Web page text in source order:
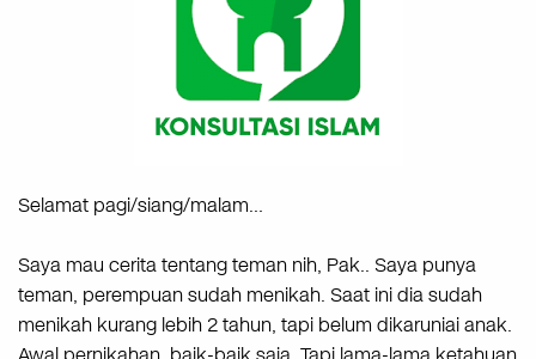
Selamat pagi/siang/malam…
Saya mau cerita tentang teman nih, Pak.. Saya punya
teman, perempuan sudah menikah. Saat ini dia sudah
menikah kurang lebih 2 tahun, tapi belum dikaruniai anak.